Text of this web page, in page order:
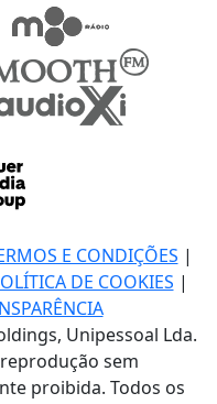
E CONDIÇÕES |
DE COOKIES |
Unipessoal Lda.
sem
proibida. Todos os